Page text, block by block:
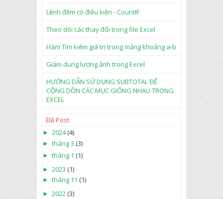
Lệnh đếm có điều kiện - CountIF
Theo dõi các thay đổi trong file Excel
Hàm Tìm kiếm giá trị trong mảng khoảng a-b
Giảm dung lượng ảnh trong Excel
HƯỚNG DẪN SỬ DỤNG SUBTOTAL ĐỂ
CỘNG DỒN CÁC MỤC GIỐNG NHAU TRONG
EXCEL
Đã Post
► 2024(4)
► tháng 3 (3)
► tháng 1 (1)
► 2023 (1)
► tháng 11 (1)
► 2022(3)